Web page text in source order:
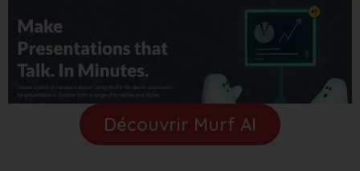
Découvrir Murf AI